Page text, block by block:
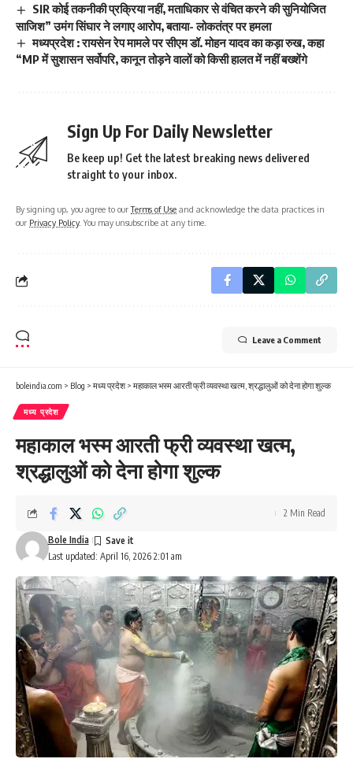
SIR कोई तकनीकी प्रक्रिया नहीं, मताधिकार से वंचित करने की सुनियोजित
साजिश” उमंग सिंघार ने लगाए आरोप, बताया- लोकतंत्र पर हमला
मध्यप्रदेश : रायसेन रेप मामले पर सीएम डॉ. मोहन यादव का कड़ा रुख, कहा
“MP में सुशासन सर्वोपरि, कानून तोड़ने वालों को किसी हालत में नहीं बख्शेंगे
Sign Up For Daily Newsletter
Be keep up! Get the latest breaking news delivered
straight to your inbox.
By signing up, you agree to ourTerms of Use and acknowledge the data practices in
our Privacy Policy. You may unsubscribe at any time.
Leave a Comment
boleindia.com > Blog > मध्य प्रदेश> महाकाल भस्म आरती फ्री व्यवस्था खत्म, श्रद्धालुओं को देना होगा शुल्क
मध्य प्रदेश
महाकाल भस्म आरती फ्री व्यवस्था खत्म,
श्रद्धालुओं को देना होगा शुल्क
Last updated: April 16, 2026 2:01 am
Bole India
2 Min Read